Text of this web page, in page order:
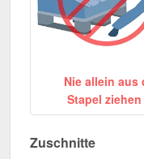
Nie allein aus
Stapel ziehen
Zuschnitte